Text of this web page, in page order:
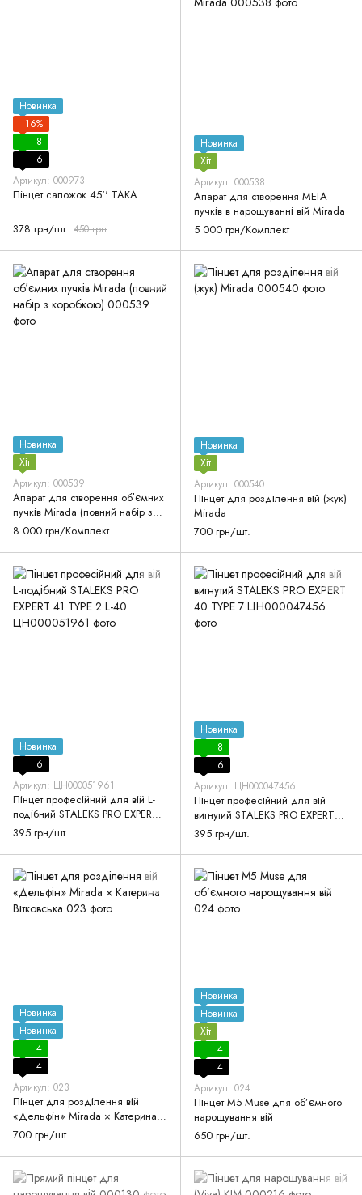
Новинка
−16%
8
6
Артикул: 000973
Пінцет сапожок 45'' ТАКА
378 грн/шт. 450 грн
Новинка
Хіт
Артикул: 000538
Апарат для створення МЕГА
пучків в нарощуванні вій Mirada
5 000 грн/Комплект
Новинка
Хіт
Артикул: 000539
Апарат для створення обʼємних
пучків Mirada (повний набір з
коробкою)
8 000 грн/Комплект
Новинка
Хіт
Артикул: 000540
Пінцет для розділення вій (жук)
Mirada
700 грн/шт.
Новинка
6
Артикул: ЦН000051961
Пінцет професійний для вій L-
подібний STALEKS PRO EXPERT
41 TYPE 2 L-40
395 грн/шт.
Новинка
8
6
Артикул: ЦН000047456
Пінцет професійний для вій
вигнутий STALEKS PRO EXPERT
40 TYPE 7
395 грн/шт.
Новинка
Новинка
4
4
Артикул: 023
Пінцет для розділення вій
«Дельфін» Mirada × Катерина
Вітковська
700 грн/шт.
Новинка
Новинка
Хіт
4
4
Артикул: 024
Пінцет M5 Muse для об’ємного
нарощування вій
650 грн/шт.